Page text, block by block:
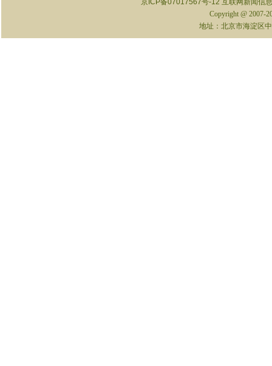
京ICP备07017567号-12 互联网新闻信
Copyright @ 2007-
地址：北京市海淀区